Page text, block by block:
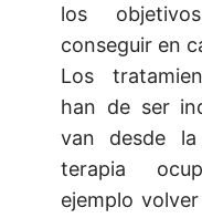
los
conseguir en
Los
han de ser
van desde
terapia
ejemplo